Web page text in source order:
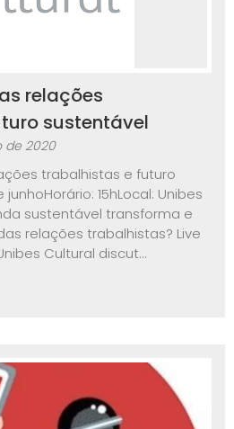
relações
sustentável
de 2020
trabalhistas e futuro
15hLocal: Unibes
sustentável transforma e
relações trabalhistas? Live
Cultural discut...